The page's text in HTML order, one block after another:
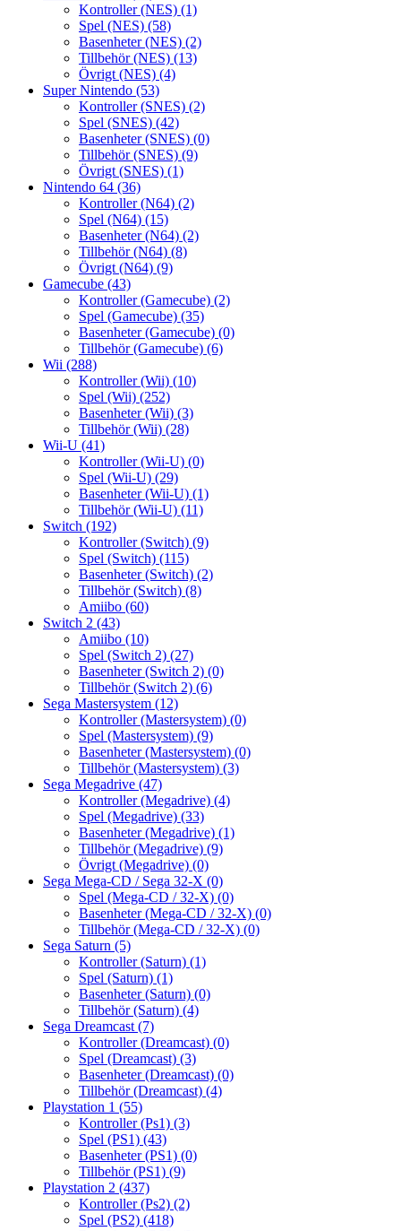
Kontroller (NES) (1)
Spel (NES) (58)
Basenheter (NES) (2)
Tillbehör (NES) (13)
Övrigt (NES) (4)
Super Nintendo (53)
Kontroller (SNES) (2)
Spel (SNES) (42)
Basenheter (SNES) (0)
Tillbehör (SNES) (9)
Övrigt (SNES) (1)
Nintendo 64 (36)
Kontroller (N64) (2)
Spel (N64) (15)
Basenheter (N64) (2)
Tillbehör (N64) (8)
Övrigt (N64) (9)
Gamecube (43)
Kontroller (Gamecube) (2)
Spel (Gamecube) (35)
Basenheter (Gamecube) (0)
Tillbehör (Gamecube) (6)
Wii (288)
Kontroller (Wii) (10)
Spel (Wii) (252)
Basenheter (Wii) (3)
Tillbehör (Wii) (28)
Wii-U (41)
Kontroller (Wii-U) (0)
Spel (Wii-U) (29)
Basenheter (Wii-U) (1)
Tillbehör (Wii-U) (11)
Switch (192)
Kontroller (Switch) (9)
Spel (Switch) (115)
Basenheter (Switch) (2)
Tillbehör (Switch) (8)
Amiibo (60)
Switch 2 (43)
Amiibo (10)
Spel (Switch 2) (27)
Basenheter (Switch 2) (0)
Tillbehör (Switch 2) (6)
Sega Mastersystem (12)
Kontroller (Mastersystem) (0)
Spel (Mastersystem) (9)
Basenheter (Mastersystem) (0)
Tillbehör (Mastersystem) (3)
Sega Megadrive (47)
Kontroller (Megadrive) (4)
Spel (Megadrive) (33)
Basenheter (Megadrive) (1)
Tillbehör (Megadrive) (9)
Övrigt (Megadrive) (0)
Sega Mega-CD / Sega 32-X (0)
Spel (Mega-CD / 32-X) (0)
Basenheter (Mega-CD / 32-X) (0)
Tillbehör (Mega-CD / 32-X) (0)
Sega Saturn (5)
Kontroller (Saturn) (1)
Spel (Saturn) (1)
Basenheter (Saturn) (0)
Tillbehör (Saturn) (4)
Sega Dreamcast (7)
Kontroller (Dreamcast) (0)
Spel (Dreamcast) (3)
Basenheter (Dreamcast) (0)
Tillbehör (Dreamcast) (4)
Playstation 1 (55)
Kontroller (Ps1) (3)
Spel (PS1) (43)
Basenheter (PS1) (0)
Tillbehör (PS1) (9)
Playstation 2 (437)
Kontroller (Ps2) (2)
Spel (PS2) (418)